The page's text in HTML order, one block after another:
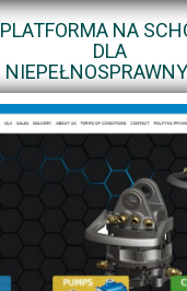
PLATFORMA NA
DLA